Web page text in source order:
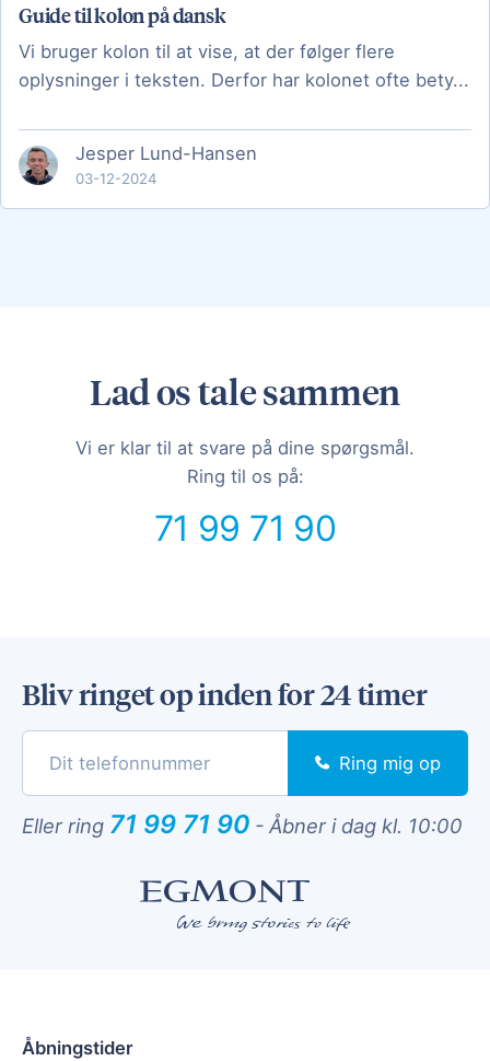
Guide til kolon på dansk
Vi bruger kolon til at vise, at der følger flere
oplysninger i teksten. Derfor har kolonet ofte bety...
Jesper Lund-Hansen
03-12-2024
Lad os tale sammen
Vi er klar til at svare på dine spørgsmål.
Ring til os på:
71 99 71 90
Bliv ringet op inden for 24 timer
Ring mig op
Eller ring 71 99 71 90 - Åbner i dag kl. 10:00
Åbningstider